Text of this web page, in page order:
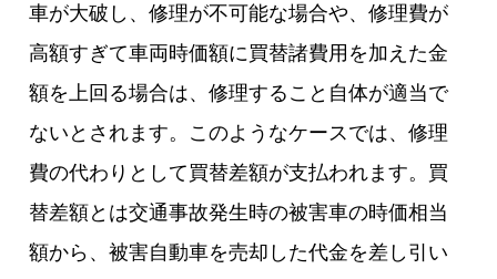
車が大破し、修理が不可能な場合や、修理費が
高額すぎて車両時価額に買替諸費用を加えた金
額を上回る場合は、修理すること自体が適当で
ないとされます。このようなケースでは、修理
費の代わりとして買替差額が支払われます。買
替差額とは交通事故発生時の被害車の時価相当
額から、被害自動車を売却した代金を差し引い